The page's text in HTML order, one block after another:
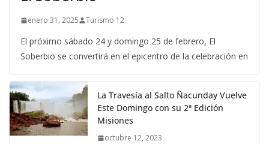
enero 31, 2025 Turismo 12
El próximo sábado 24 y domingo 25 de febrero, El
Soberbio se convertirá en el epicentro de la celebración en
La Travesía al Salto Ñacunday Vuelve
Este Domingo con su 2ª Edición
Misiones
octubre 12, 2023